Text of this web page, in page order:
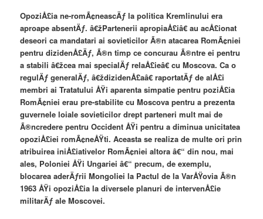
OpoziÅ£ia ne-romÃ¢neascÄƒ la politica Kremlinului era
aproape absentÄƒ. â€žPartenerii apropiaÅ£iâ€ au acÅ£ionat
deseori ca mandatari ai sovieticilor Ã®n atacarea RomÃ¢niei
pentru dizidenÅ£Äƒ, Ã®n timp ce concurau Ã®ntre ei pentru
a stabili â€žcea mai specialÄƒ relaÅ£ieâ€ cu Moscova. Ca o
regulÄƒ generalÄƒ, â€ždizidenÅ£aâ€ raportatÄƒ de alÅ£i
membri ai Tratatului ÅŸi aparenta simpatie pentru poziÅ£ia
RomÃ¢niei erau pre-stabilite cu Moscova pentru a prezenta
guvernele loiale sovieticilor drept parteneri mult mai de
Ã®ncredere pentru Occident ÅŸi pentru a diminua unicitatea
opoziÅ£iei romÃ¢neÅŸti. Aceasta se realiza de multe ori prin
atribuirea iniÅ£iativelor RomÃ¢niei altora â€“ din nou, mai
ales, Poloniei ÅŸi Ungariei â€“ precum, de exemplu,
blocarea aderÄƒrii Mongoliei la Pactul de la VarÅŸovia Ã®n
1963 ÅŸi opoziÅ£ia la diversele planuri de intervenÅ£ie
militarÄƒ ale Moscovei.